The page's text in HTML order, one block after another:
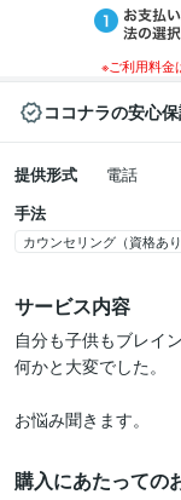
※ご利用料金
ココナラの安心
提供形式
電話
手法
カウンセリング（資格あり
サービス内容
自分も子供もブレイ
何かと大変でした。
お悩み聞きます。
購入にあたっての